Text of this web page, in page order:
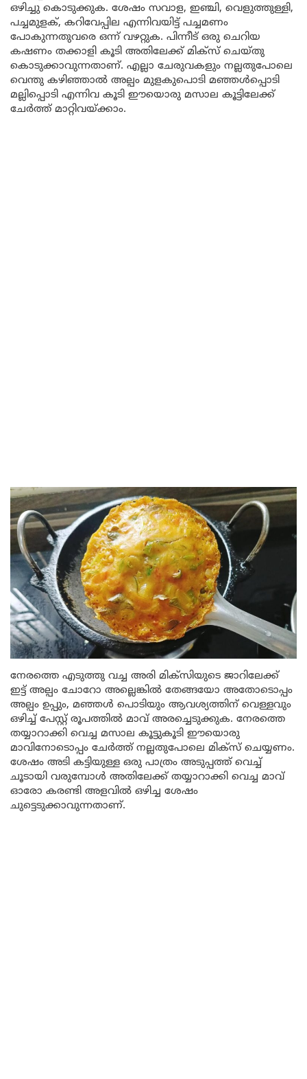
ഒഴിച്ചു കൊടുക്കുക. ശേഷം സവാള, ഇഞ്ചി, വെളുത്തുള്ളി,
പച്ചമുളക്, കറിവേപ്പില എന്നിവയിട്ട് പച്ചമണം
പോകുന്നതുവരെ ഒന്ന് വഴറ്റുക. പിന്നീട് ഒരു ചെറിയ
കഷണം തക്കാളി കൂടി അതിലേക്ക് മിക്സ് ചെയ്തു
കൊടുക്കാവുന്നതാണ്. എല്ലാ ചേരുവകളും നല്ലതുപോലെ
വെന്തു കഴിഞ്ഞാൽ അല്പം മുളകുപൊടി മഞ്ഞൾപ്പൊടി
മല്ലിപ്പൊടി എന്നിവ കൂടി ഈയൊരു മസാല കൂട്ടിലേക്ക്
ചേർത്ത് മാറ്റിവയ്ക്കാം.
നേരത്തെ എടുത്തു വച്ച അരി മിക്സിയുടെ ജാറിലേക്ക്
ഇട്ട് അല്പം ചോറോ അല്ലെങ്കിൽ തേങ്ങയോ അതോടൊപ്പം
അല്പം ഉപ്പും, മഞ്ഞൾ പൊടിയും ആവശ്യത്തിന് വെള്ളവും
ഒഴിച്ച് പേസ്റ്റ് രൂപത്തിൽ മാവ് അരച്ചെടുക്കുക. നേരത്തെ
തയ്യാറാക്കി വെച്ച മസാല കൂട്ടുകൂടി ഈയൊരു
മാവിനോടൊപ്പം ചേർത്ത് നല്ലതുപോലെ മിക്സ് ചെയ്യണം.
ശേഷം അടി കട്ടിയുള്ള ഒരു പാത്രം അടുപ്പത്ത് വെച്ച്
ചൂടായി വരുമ്പോൾ അതിലേക്ക് തയ്യാറാക്കി വെച്ച മാവ്
ഓരോ കരണ്ടി അളവിൽ ഒഴിച്ച ശേഷം
ചുട്ടെടുക്കാവുന്നതാണ്.